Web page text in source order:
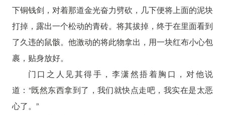
下铜钱剑，对着那道金光奋力劈砍，几下便将上面的泥块
打掉，露出一个松动的青砖。将其拔掉，终于在里面看到
了久违的鼠骸。他激动的将此物拿出，用一块红布小心包
裹，贴身放好。
门口之人见其得手，李潇然捂着胸口，对他说
道：“既然东西拿到了，我们就快点走吧，我实在是太恶
心了。”